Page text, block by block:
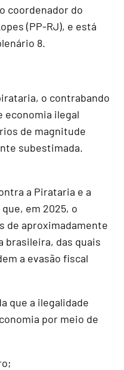
coordenador do
(PP-RJ), e está
8.
o contrabando
economia ilegal
de magnitude
subestimada.
a Pirataria e a
em 2025, o
de aproximadamente
brasileira, das quais
a evasão fiscal
que a ilegalidade
por meio de